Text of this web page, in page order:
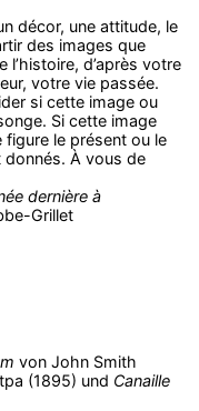
décor, une attitude, le
des images que
d’après votre
votre vie passée.
si cette image ou
Si cette image
figure le présent ou le
donnés. À vous de
dernière à
Grillet
von John Smith
(1895) und Canaille